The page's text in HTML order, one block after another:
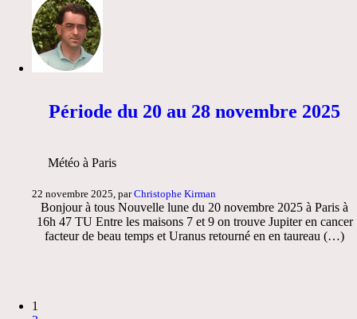
Période du 20 au 28 novembre 2025
Météo à Paris
22 novembre 2025, parChristophe Kirman
Bonjour à tous Nouvelle lune du 20 novembre 2025 à Paris à
16h 47 TU Entre les maisons 7 et 9 on trouve Jupiter en cancer
facteur de beau temps et Uranus retourné en en taureau (…)
1